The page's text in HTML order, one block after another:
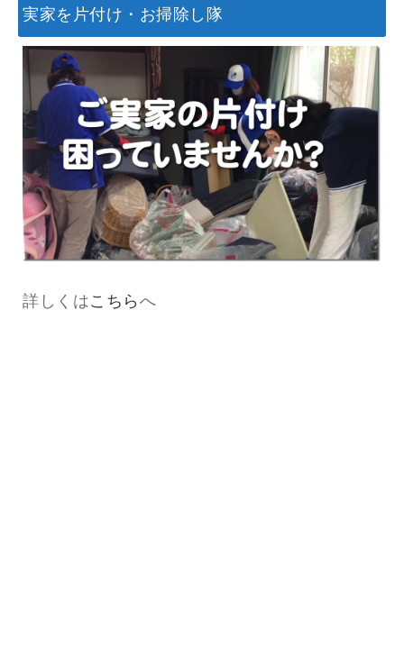
実家を片付け・お掃除し隊
詳しくはこちらへ